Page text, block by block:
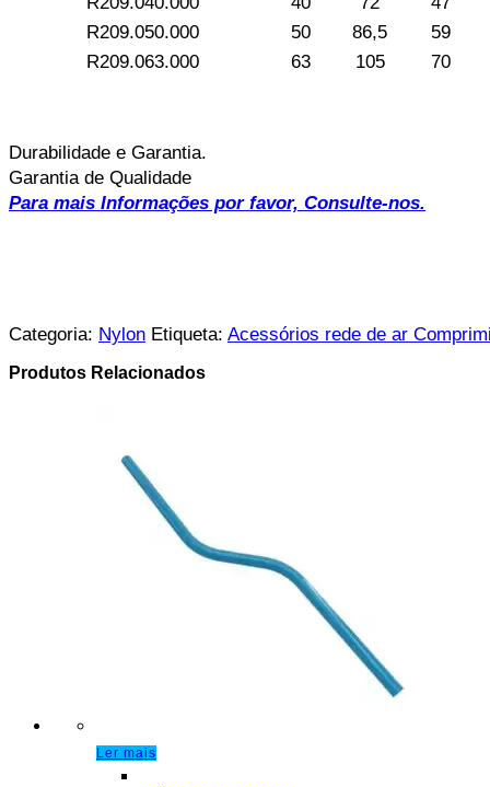
R209.050.000
50 86,5
59
R209.063.000
63 105 70
Durabilidade e Garantia.
Garantia de Qualidade
Para mais Informações por favor, Consulte-nos.
Categoria: Nylon Etiqueta: Acessórios rede de ar
Produtos Relacionados
Ler mais